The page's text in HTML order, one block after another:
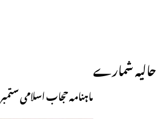
حالیہ شمارے
ماہنامہ حجاب اسلامی ستمبر 2024